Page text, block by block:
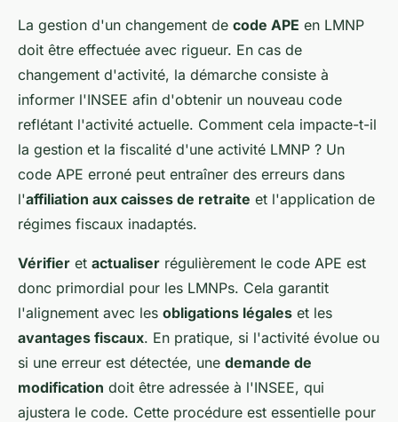
La gestion d'un changement de code APE en LMNP
doit être effectuée avec rigueur. En cas de
changement d'activité, la démarche consiste à
informer l'INSEE afin d'obtenir un nouveau code
reflétant l'activité actuelle. Comment cela impacte-t-il
la gestion et la fiscalité d'une activité LMNP ? Un
code APE erroné peut entraîner des erreurs dans
l'affiliation aux caisses de retraite et l'application de
régimes fiscaux inadaptés.
Vérifier et actualiser régulièrement le code APE est
donc primordial pour les LMNPs. Cela garantit
l'alignement avec les obligations légales et les
avantages fiscaux. En pratique, si l'activité évolue ou
si une erreur est détectée, une demande de
modification doit être adressée à l'INSEE, qui
ajustera le code. Cette procédure est essentielle pour